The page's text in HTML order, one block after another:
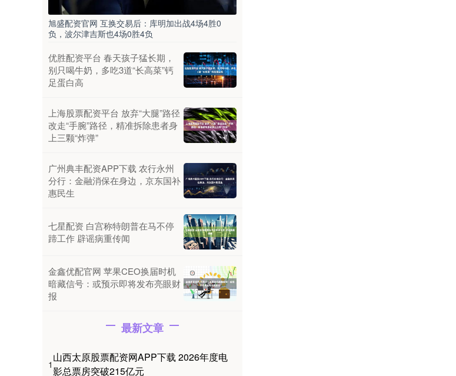
旭盛配资官网 互换交易后：库明加出战4场4胜0
负，波尔津吉斯也4场0胜4负
优胜配资平台 春天孩子猛长期，
别只喝牛奶，多吃3道“长高菜”钙
足蛋白高
上海股票配资平台 放弃“大腿”路径
改走“手腕”路径，精准拆除患者身
上三颗“炸弹”
广州典丰配资APP下载 农行永州
分行：金融消保在身边，京东国补
惠民生
七星配资 白宫称特朗普在马不停
蹄工作 辟谣病重传闻
金鑫优配官网 苹果CEO换届时机
暗藏信号：或预示即将发布亮眼财
报
最新文章
1
山西太原股票配资网APP下载 2026年度电
影总票房突破215亿元